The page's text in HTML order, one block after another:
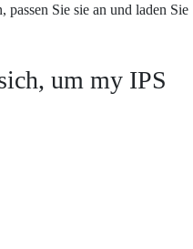
Sie sie an und laden Sie
um my IPS